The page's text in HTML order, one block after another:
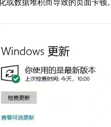
数据堆积而导致的页面卡顿。